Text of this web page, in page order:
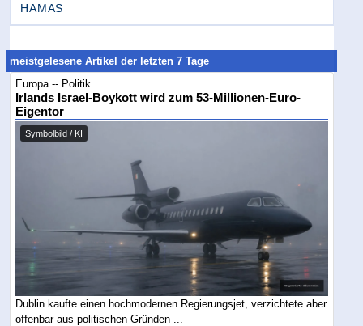
HAMAS
meistgelesene Artikel der letzten 7 Tage
Europa -- Politik
Irlands Israel-Boykott wird zum 53-Millionen-Euro-
Eigentor
Symbolbild / KI
Dublin kaufte einen hochmodernen Regierungsjet, verzichtete aber
offenbar aus politischen Gründen ...